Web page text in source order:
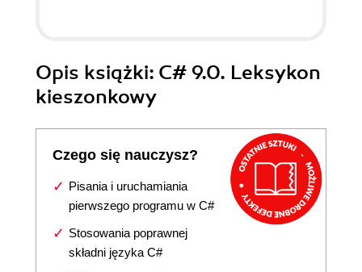
Opis książki: C# 9.0. Leksykon
kieszonkowy
Czego się nauczysz?
Pisania i uruchamiania
pierwszego programu w C#
Stosowania poprawnej
składni języka C#